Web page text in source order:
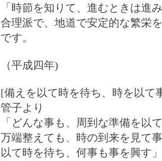
「時節を知りて、進むときは進
合理派で、地道で安定的な繁栄
です。
（平成四年)
[備えを以て時を待ち、時を以て
管子より
「どんな事も、周到な準備を以
万端整えても、時の到来を見て
以て時を待ち、何事も事を興す